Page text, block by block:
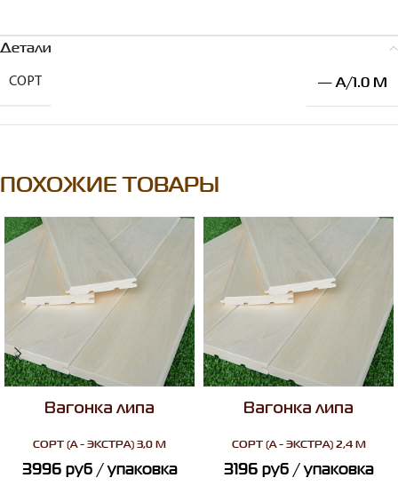
Детали
СОРТ — A/1.0 M
ПОХОЖИЕ ТОВАРЫ
Вагонка липа
СОРТ(А - ЭКСТРА) 3,0 М
3996руб / упаковка
Вагонка липа
СОРТ(А - ЭКСТРА) 2,4 М
3196руб / упаковка